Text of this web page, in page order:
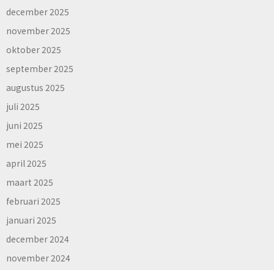
december 2025
november 2025
oktober 2025
september 2025
augustus 2025
juli 2025
juni 2025
mei 2025
april 2025
maart 2025
februari 2025
januari 2025
december 2024
november 2024